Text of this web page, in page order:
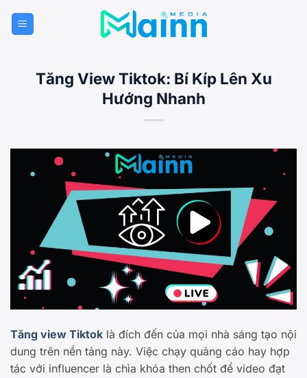
qua
Tăng View Tiktok: Bí Kíp Lên Xu
Hướng Nhanh
Tăng view Tiktok là đích đến của mọi nhà sáng tạo nội
dung trên nền tảng này. Việc chạy quảng cáo hay hợp
tác với influencer là chìa khóa then chốt để video đạt